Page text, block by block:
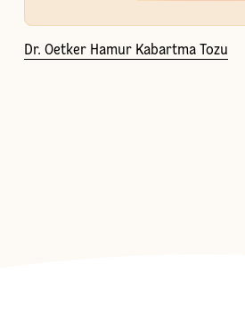
Dr. Oetker Hamur Kabartma Tozu